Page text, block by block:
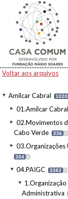
Voltar aos arquivos
Amílcar Cabral
01.Amílcar Cabral
02.Movimentos
Cabo Verde
336 I
03.Organizações
304 I
04.PAIGC 3382 I
Administrativa